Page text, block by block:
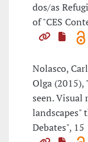
dos/as
of "CES
Nolasco,
Olga (2015),
seen. Visual
landscapes"
Debates", 15